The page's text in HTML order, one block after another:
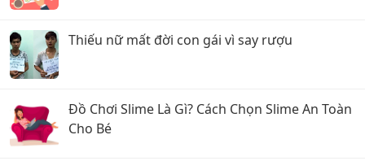
Thiếu nữ mất đời con gái vì say rượu
Đồ Chơi Slime Là Gì? Cách Chọn Slime An Toàn
Cho Bé